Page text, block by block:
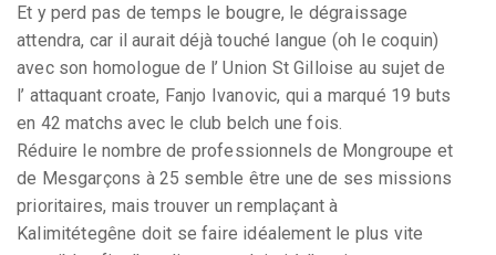
Et y perd pas de temps le bougre, le dégraissage
attendra, car il aurait déjà touché langue (oh le coquin)
avec son homologue de l’ Union St Gilloise au sujet de
l’ attaquant croate, Fanjo Ivanovic, qui a marqué 19 buts
en 42 matchs avec le club belch une fois.
Réduire le nombre de professionnels de Mongroupe et
de Mesgarçons à 25 semble être une de ses missions
prioritaires, mais trouver un remplaçant à
Kalimitétegêne doit se faire idéalement le plus vite